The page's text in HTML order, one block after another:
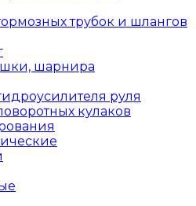
трубок и шлангов
шарнира
руля
кулаков